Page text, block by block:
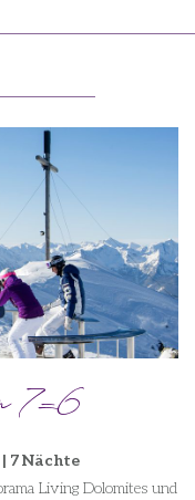
7=6
7 Nächte
Living Dolomites und